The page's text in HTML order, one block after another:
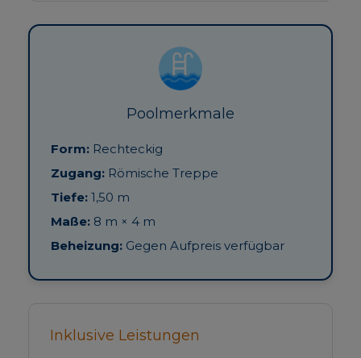
Poolmerkmale
Form: Rechteckig
Zugang: Römische Treppe
Tiefe: 1,50 m
Maße: 8 m × 4 m
Beheizung: Gegen Aufpreis verfügbar
Inklusive Leistungen